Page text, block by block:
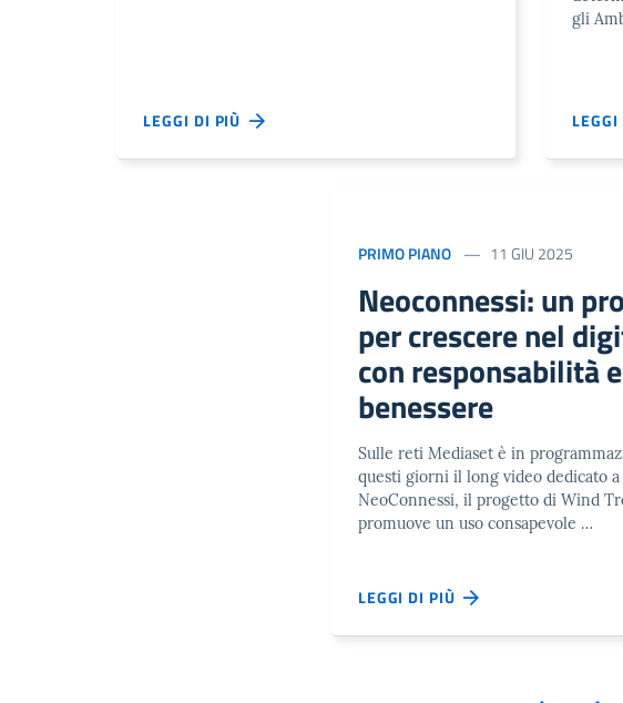
LEGGI DI PIÙ
gli
PRIMO PIANO 11 GIU 2025
Neoconnessi: un
per crescere nel
con responsabilità e
benessere
Sulle reti Mediaset è in
questi giorni il long video dedicato a
NeoConnessi, il progetto di Wind
promuove un uso consapevole …
LEGGI DI PIÙ